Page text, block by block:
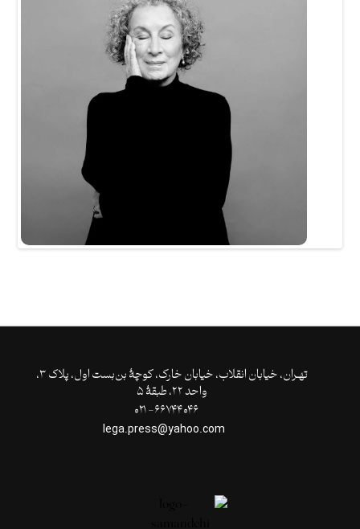
تهـران،‌ خیابان انقلاب، خیابان خارک، کوچۀ بن‌بست اول، پلاک ۳،
واحد ۲۲، طبقۀ ۵